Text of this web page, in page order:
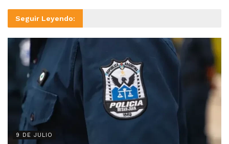
Seguir Leyendo:
9 DE JULIO